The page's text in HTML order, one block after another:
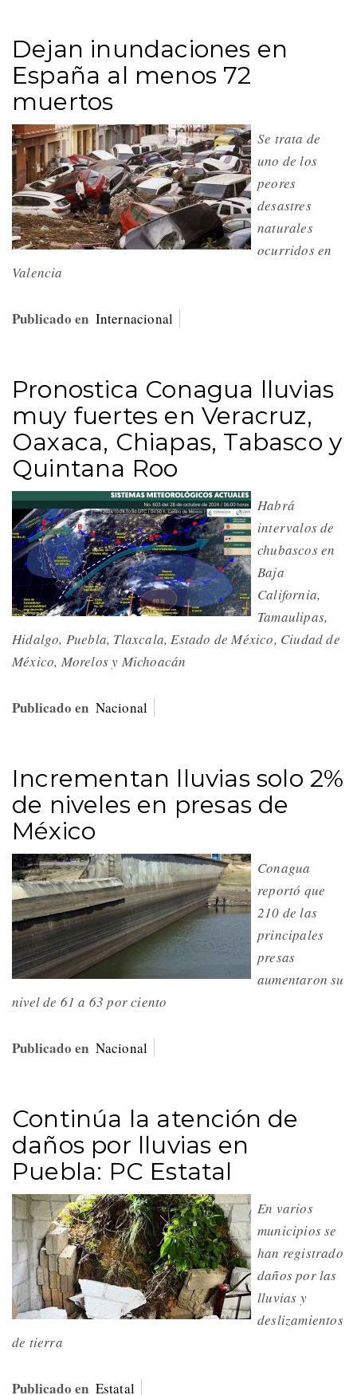
Dejan inundaciones en
España al menos 72
muertos
Se trata de
uno de los
peores
desastres
naturales
ocurridos en
Valencia
Publicado en Internacional
Pronostica Conagua lluvias
muy fuertes en Veracruz,
Oaxaca, Chiapas, Tabasco y
Quintana Roo
Habrá
intervalos de
chubascos en
Baja
California,
Tamaulipas,
Hidalgo, Puebla, Tlaxcala, Estado de México, Ciudad de
México, Morelos y Michoacán
Publicado en Nacional
Incrementan lluvias solo 2%
de niveles en presas de
México
Conagua
reportó que
210 de las
principales
presas
aumentaron su
nivel de 61 a 63 por ciento
Publicado en Nacional
Continúa la atención de
daños por lluvias en
Puebla: PC Estatal
En varios
municipios se
han registrado
daños por las
lluvias y
deslizamientos
de tierra
Publicado en Estatal